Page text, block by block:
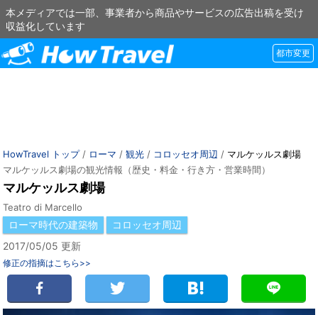
本メディアでは一部、事業者から商品やサービスの広告出稿を受け
収益化しています
都市変更
HowTravel トップ/ ローマ / 観光 / コロッセオ周辺 / マルケッルス劇場
マルケッルス劇場の観光情報（歴史・料金・行き方・営業時間）
マルケッルス劇場
Teatro di Marcello
ローマ時代の建築物
コロッセオ周辺
2017/05/05 更新
修正の指摘はこちら>>